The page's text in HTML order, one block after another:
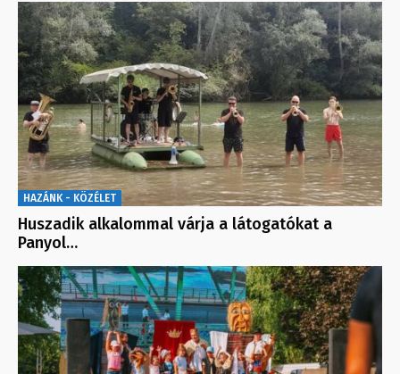
HAZÁNK - KÖZÉLET
Huszadik alkalommal várja a látogatókat a
Panyol…